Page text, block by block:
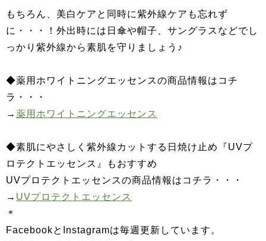
もちろん、美白ケアと同時に紫外線ケアも忘れず
に・・・！外出時には日傘や帽子、サングラスなどでし
っかり紫外線から素肌を守りましょう♪
◆薬用ホワイトニングエッセンスの商品情報はコチ
ラ・・・
→ 薬用ホワイトニングエッセンス
◆素肌にやさしく紫外線カットする日焼け止め『UVプ
ロテクトエッセンス』もおすすめ
UVプロテクトエッセンスの商品情報はコチラ・・・
→ UVプロテクトエッセンス
＊
FacebookとInstagramは毎週更新しています。